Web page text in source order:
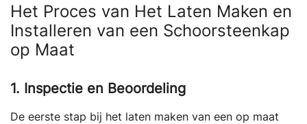
Het Proces van Het Laten Maken en
Installeren van een Schoorsteenkap
op Maat
1. Inspectie en Beoordeling
De eerste stap bij het laten maken van een op maat